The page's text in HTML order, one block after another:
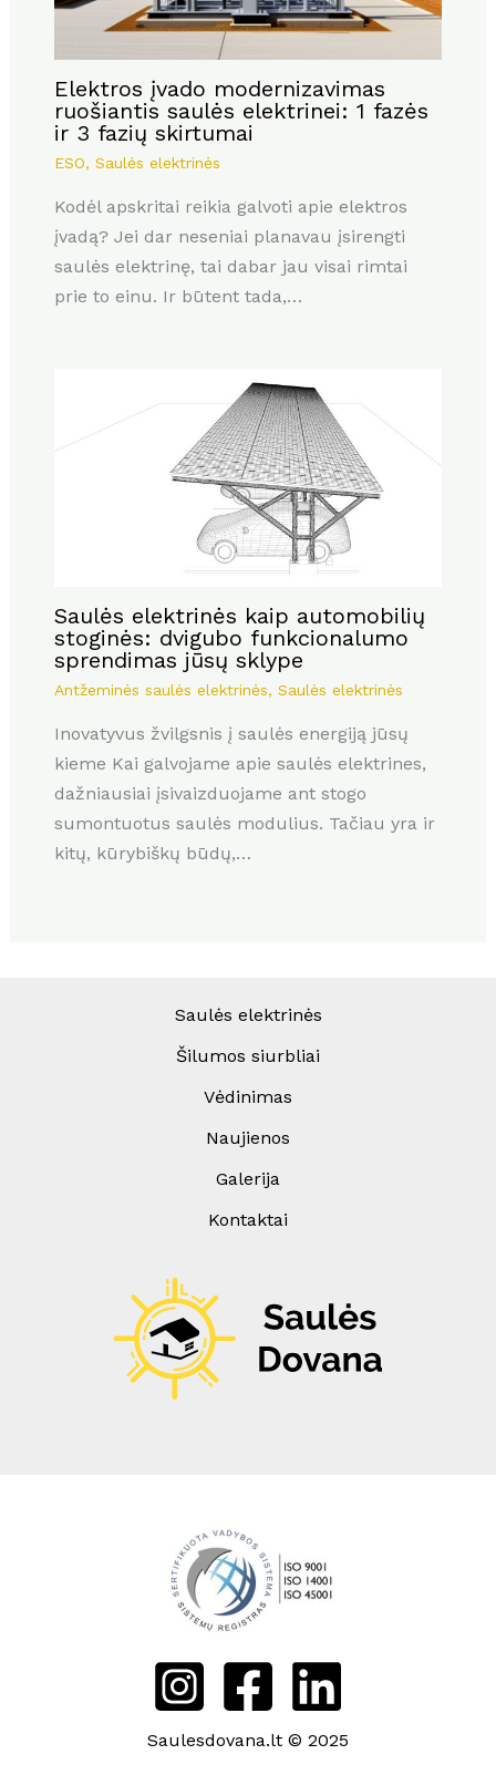
Elektros įvado modernizavimas
ruošiantis saulės elektrinei: 1 fazės
ir 3 fazių skirtumai
ESO, Saulės elektrinės
Kodėl apskritai reikia galvoti apie elektros
įvadą? Jei dar neseniai planavau įsirengti
saulės elektrinę, tai dabar jau visai rimtai
prie to einu. Ir būtent tada,…
Saulės elektrinės kaip automobilių
stoginės: dvigubo funkcionalumo
sprendimas jūsų sklype
Antžeminės saulės elektrinės, Saulės elektrinės
Inovatyvus žvilgsnis į saulės energiją jūsų
kieme Kai galvojame apie saulės elektrines,
dažniausiai įsivaizduojame ant stogo
sumontuotus saulės modulius. Tačiau yra ir
kitų, kūrybiškų būdų,…
Saulės elektrinės
Šilumos siurbliai
Vėdinimas
Naujienos
Galerija
Kontaktai
Saulesdovana.lt © 2025